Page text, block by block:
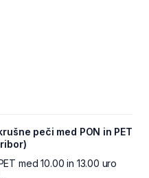
peči med PON in PET
med 10.00 in 13.00 uro